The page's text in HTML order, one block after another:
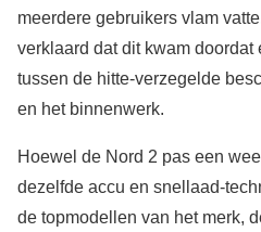
meerdere gebruikers vlam
verklaard dat dit kwam doordat
tussen de hitte-verzegelde
en het binnenwerk.
Hoewel de Nord 2 pas een
dezelfde accu en snellaad-
de topmodellen van het merk,